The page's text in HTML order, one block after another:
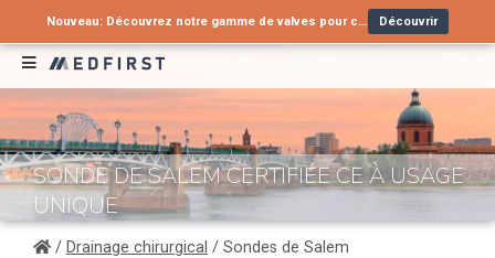
Nouveau: Découvrez notre gamme de valves pour cathéters urinaires ! Découvrir
SONDE DE SALEM CERTIFIÉE CE À USAGE
UNIQUE
/ Drainage chirurgical / Sondes de Salem